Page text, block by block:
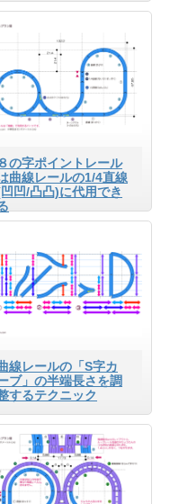
８の字ポイントレール
曲線レールの1/4直線
凹/凸凸)に代用でき
線レールの「S字カ
ブ」の半端長さを調
するテクニック